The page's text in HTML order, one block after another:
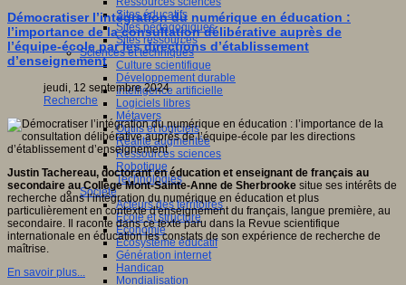
Sites éducatifs
Sites pédagogiques
Sites ressources
Sciences et techniques
Culture scientifique
Développement durable
Intelligence artificielle
Logiciels libres
Métavers
Outils et logiciels
Réalité augmentée
Ressources sciences
Robotique
Technologies
Société
Acteurs des territoires
Ecole et structure
Economie
Ecosystème éducatif
Génération internet
Handicap
Mondialisation
Démocratiser l’intégration du numérique en éducation :
l’importance de la consultation délibérative auprès de
l’équipe-école par les directions d’établissement
d’enseignement
jeudi, 12 septembre 2024
Recherche
Justin Tachereau, doctorant en éducation et enseignant de français au
secondaire au Collège Mont-Sainte-Anne de Sherbrooke situe ses intérêts de
recherche dans l’intégration du numérique en éducation et plus
particulièrement en contexte d'enseignement du français, langue première, au
secondaire. Il raconte dans ce texte paru dans la Revue scientifique
internationale en éducation les constats de son expérience de recherche de
maîtrise.
En savoir plus...